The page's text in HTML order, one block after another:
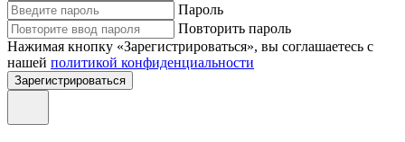
Пароль
Повторить пароль
Нажимая кнопку «Зарегистрироваться», вы соглашаетесь с
нашей политикой конфиденциальности
Зарегистрироваться